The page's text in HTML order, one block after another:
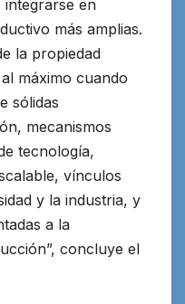
integrarse en
más amplias.
la propiedad
máximo cuando
sólidas
mecanismos
tecnología,
vínculos
y la industria, y
a la
concluye el